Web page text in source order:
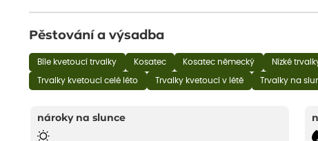
Pěstování a výsadba
Bíle kvetoucí trvalky Kosatec Kosatec německý Nízké
Trvalky kvetoucí celé léto Trvalky kvetoucí v létě Trvalky na
nároky na slunce